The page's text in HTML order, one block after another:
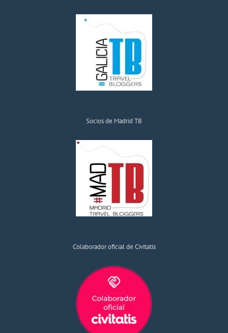
Socios de Madrid TB
Colaborador oficial de Civitatis